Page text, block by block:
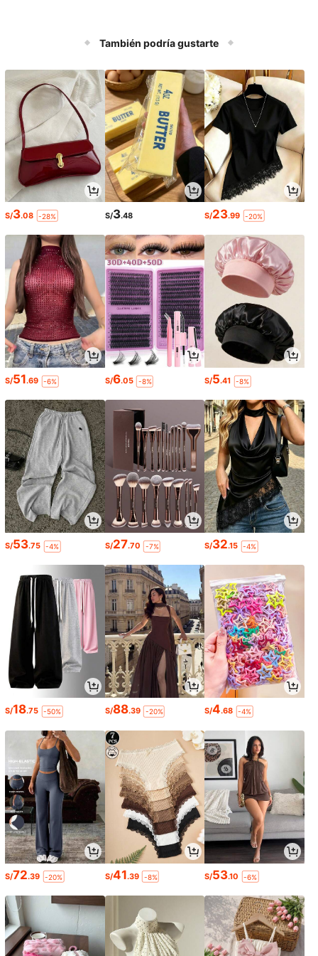
También podría gustarte
S/3.08 -28% S/3.48 S/23.99 -20%
S/51.69 -6% S/6.05 -8% S/5.41 -8%
S/53.75 -4% S/27.70 -7% S/32.15 -4%
S/18.75 -50% S/88.39 -20% S/4.68 -4%
S/72.39 -20% S/41.39 -8% S/53.10 -6%